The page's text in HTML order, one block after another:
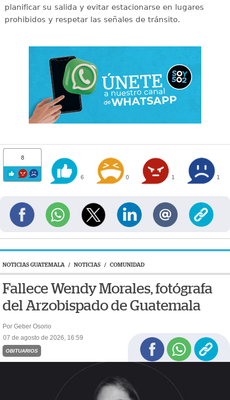
planificar su salida y evitar estacionarse en lugares
prohibidos y respetar las señales de tránsito.
8
6 0 1 1
NOTICIAS GUATEMALA / NOTICIAS / COMUNIDAD
Fallece Wendy Morales, fotógrafa
del Arzobispado de Guatemala
Por Geber Osorio
07 de agosto de 2026, 16:59
OBITUARIOS